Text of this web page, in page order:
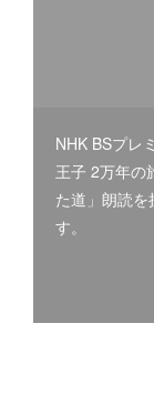
NHK BSプレ
王子 2万年の
た道」朗読を
す。